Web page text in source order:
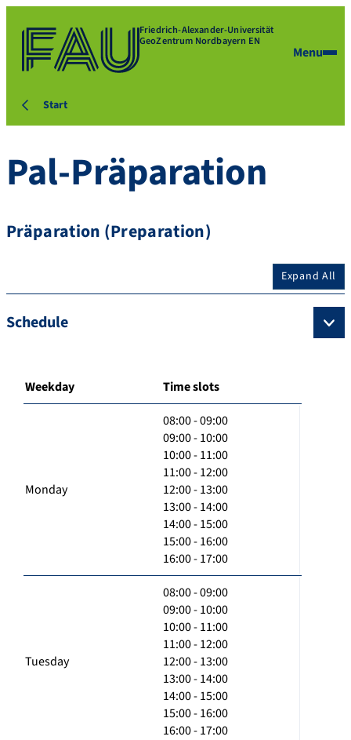
Friedrich-Alexander-Universität
GeoZentrum Nordbayern EN
Menu
Start
Pal-Präparation
Präparation (Preparation)
Expand All
Schedule
Weekday Time slots
Monday
08:00 - 09:00
09:00 - 10:00
10:00 - 11:00
11:00 - 12:00
12:00 - 13:00
13:00 - 14:00
14:00 - 15:00
15:00 - 16:00
16:00 - 17:00
Tuesday
08:00 - 09:00
09:00 - 10:00
10:00 - 11:00
11:00 - 12:00
12:00 - 13:00
13:00 - 14:00
14:00 - 15:00
15:00 - 16:00
16:00 - 17:00